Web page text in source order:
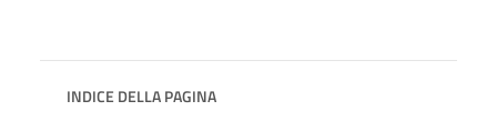
INDICE DELLA PAGINA